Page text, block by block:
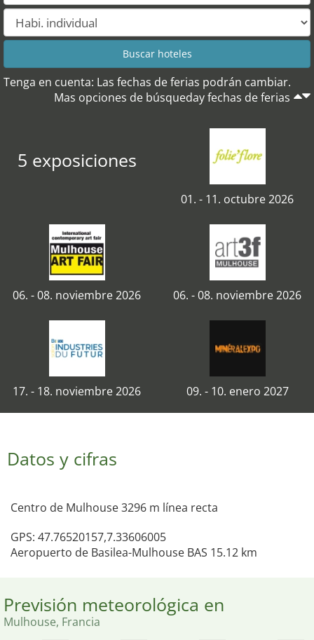
Tenga en cuenta: Las fechas de ferias podrán cambiar.
Mas opciones de búsqueday fechas de ferias
5 exposiciones
01. - 11. octubre 2026
06. - 08. noviembre 2026 06. - 08. noviembre 2026
17. - 18. noviembre 2026 09. - 10. enero 2027
Datos y cifras
Centro de Mulhouse 3296 m línea recta
GPS: 47.76520157,7.33606005
Aeropuerto de Basilea-Mulhouse BAS 15.12 km
Previsión meteorológica en
Mulhouse, Francia